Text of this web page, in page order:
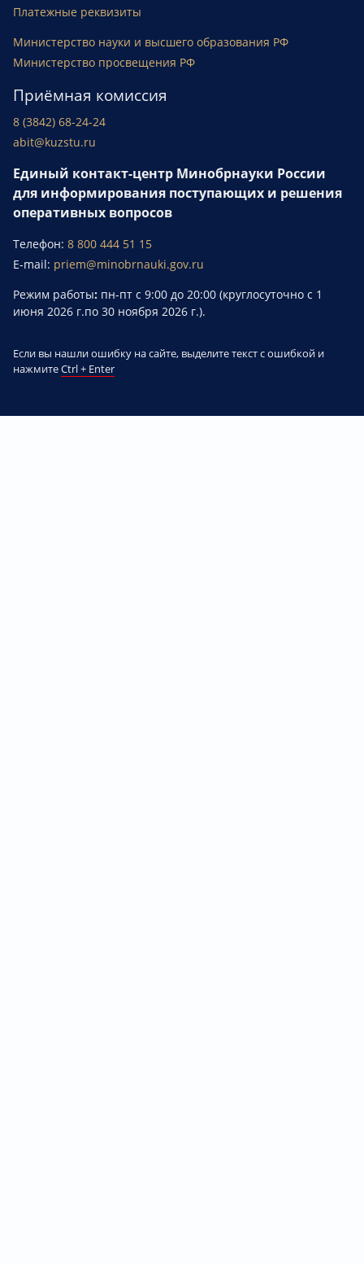
Платежные реквизиты
Министерство науки и высшего образования РФ
Министерство просвещения РФ
Приёмная комиссия
8 (3842) 68-24-24
abit@kuzstu.ru
Единый контакт-центр Минобрнауки России
для информирования поступающих и решения
оперативных вопросов
Телефон: 8 800 444 51 15
E-mail: priem@minobrnauki.gov.ru
Режим работы: пн-пт с 9:00 до 20:00 (круглосуточно с 1
июня 2026 г.по 30 ноября 2026 г.).
Если вы нашли ошибку на сайте, выделите текст с ошибкой и
нажмитеCtrl + Enter